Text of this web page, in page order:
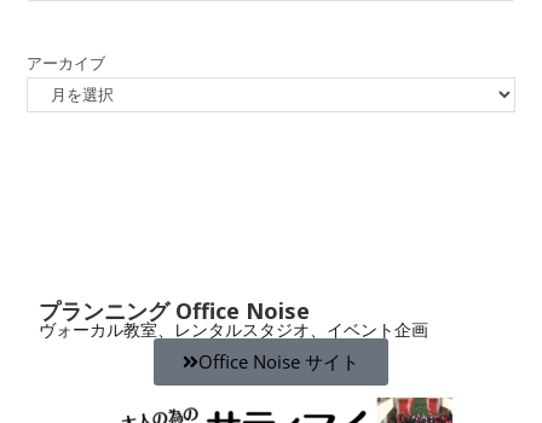
アーカイブ
プランニング Office Noise
ヴォーカル教室、レンタルスタジオ、イベント企画
Office Noise サイト